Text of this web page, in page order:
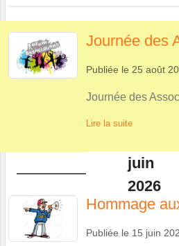
Journée des
Publiée le 25 août
Journée des
Lire la suite
juin
2026
Hommage
Publiée le 15 juin